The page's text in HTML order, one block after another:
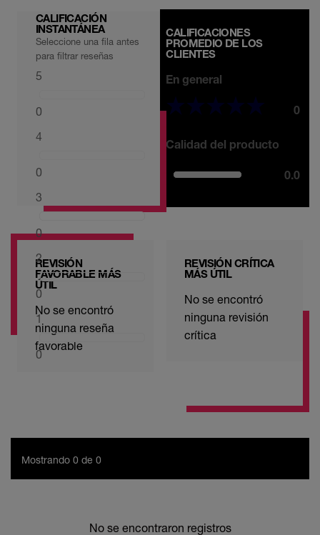
CALIFICACIÓN
INSTANTÁNEA
Seleccione una fila antes
para filtrar reseñas
5
0
4
0
3
0
2
0
1
0
CALIFICACIONES
PROMEDIO DE LOS
CLIENTES
En general
0
Calidad del producto
0.0
REVISIÓN
FAVORABLE MÁS
ÚTIL
No se encontró
ninguna reseña
favorable
REVISIÓN CRÍTICA
MÁS ÚTIL
No se encontró
ninguna revisión
crítica
Mostrando 0 de 0
No se encontraron registros